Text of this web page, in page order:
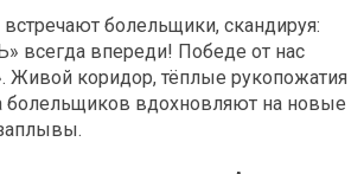
болельщики, скандируя:
впереди! Победе от нас
Живой коридор, тёплые рукопожатия
болельщиков вдохновляют на новые